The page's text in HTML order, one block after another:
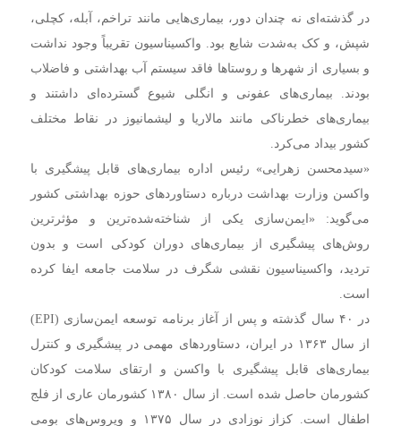
در گذشته‌ای نه چندان دور، بیماری‌هایی مانند تراخم، آبله، کچلی،
شپش، و کک به‌شدت شایع بود. واکسیناسیون تقریباً وجود نداشت
و بسیاری از شهرها و روستاها فاقد سیستم آب بهداشتی و فاضلاب
بودند. بیماری‌های عفونی و انگلی شیوع گسترده‌ای داشتند و
بیماری‌های خطرناکی مانند مالاریا و لیشمانیوز در نقاط مختلف
کشور بیداد می‌کرد.
«سیدمحسن زهرایی» رئیس اداره بیماری‌های قابل پیشگیری با
واکسن وزارت بهداشت درباره دستاوردهای حوزه بهداشتی کشور
می‌گوید: «ایمن‌سازی یکی از شناخته‌شده‌ترین و مؤثرترین
روش‌های پیشگیری از بیماری‌های دوران کودکی است و بدون
تردید، واکسیناسیون نقشی شگرف در سلامت جامعه ایفا کرده
است.
در ۴۰ سال گذشته و پس از آغاز برنامه توسعه ایمن‌سازی (EPI)
از سال ۱۳۶۳ در ایران، دستاوردهای مهمی در پیشگیری و کنترل
بیماری‌های قابل پیشگیری با واکسن و ارتقای سلامت کودکان
کشورمان حاصل شده است. از سال ۱۳۸۰ کشورمان عاری از فلج
اطفال است. کزاز نوزادی در سال ۱۳۷۵ و ویروس‌های بومی